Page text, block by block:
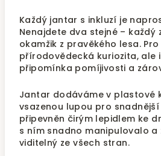
Každý jantar s inkluzí je
Nenajdete dva stejné – každý
okamžik z pravěkého lesa.
přírodovědecká kuriozita, ale
připomínka pomíjivosti a
Jantar dodáváme v plastové
vsazenou lupou pro
připevněn čirým lepidlem ke
s ním snadno manipulovalo
viditelný ze všech stran.